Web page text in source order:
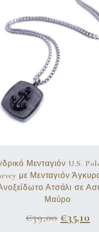
Μενταγιόν U.S.
με Μενταγιόν
Ατσάλι σε
Μαύρο
€39,00 €35,10